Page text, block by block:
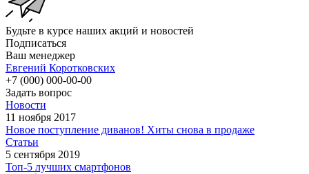
Будьте в курсе наших акций и новостей
Подписаться
Ваш менеджер
Евгений Коротковских
+7 (000) 000-00-00
Задать вопрос
Новости
11 ноября 2017
Новое поступление диванов! Хиты снова в продаже
Статьи
5 сентября 2019
Топ-5 лучших смартфонов